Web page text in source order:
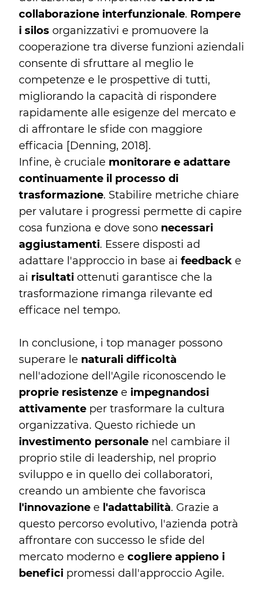
collaborazione interfunzionale. Rompere
i silos organizzativi e promuovere la
cooperazione tra diverse funzioni aziendali
consente di sfruttare al meglio le
competenze e le prospettive di tutti,
migliorando la capacità di rispondere
rapidamente alle esigenze del mercato e
di affrontare le sfide con maggiore
efficacia [Denning, 2018].
Infine, è cruciale monitorare e adattare
continuamente il processo di
trasformazione. Stabilire metriche chiare
per valutare i progressi permette di capire
cosa funziona e dove sono necessari
aggiustamenti. Essere disposti ad
adattare l'approccio in base ai feedback e
ai risultati ottenuti garantisce che la
trasformazione rimanga rilevante ed
efficace nel tempo.
In conclusione, i top manager possono
superare le naturali difficoltà
nell'adozione dell'Agile riconoscendo le
proprie resistenze e impegnandosi
attivamente per trasformare la cultura
organizzativa. Questo richiede un
investimento personale nel cambiare il
proprio stile di leadership, nel proprio
sviluppo e in quello dei collaboratori,
creando un ambiente che favorisca
l'innovazione e l'adattabilità. Grazie a
questo percorso evolutivo, l'azienda potrà
affrontare con successo le sfide del
mercato moderno e cogliere appieno i
benefici promessi dall'approccio Agile.